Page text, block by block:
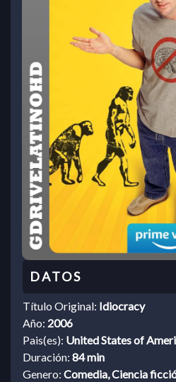
Título Original: Idiocracy
Año: 2006
Pais(es): United States of
Duración: 84 min
Genero: Comedia, Ciencia